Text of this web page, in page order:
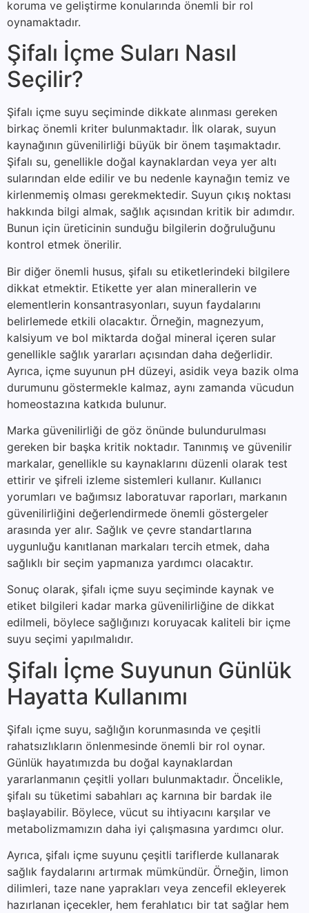
koruma ve geliştirme konularında önemli bir rol
oynamaktadır.
Şifalı İçme Suları Nasıl
Seçilir?
Şifalı içme suyu seçiminde dikkate alınması gereken
birkaç önemli kriter bulunmaktadır. İlk olarak, suyun
kaynağının güvenilirliği büyük bir önem taşımaktadır.
Şifalı su, genellikle doğal kaynaklardan veya yer altı
sularından elde edilir ve bu nedenle kaynağın temiz ve
kirlenmemiş olması gerekmektedir. Suyun çıkış noktası
hakkında bilgi almak, sağlık açısından kritik bir adımdır.
Bunun için üreticinin sunduğu bilgilerin doğruluğunu
kontrol etmek önerilir.
Bir diğer önemli husus, şifalı su etiketlerindeki bilgilere
dikkat etmektir. Etikette yer alan minerallerin ve
elementlerin konsantrasyonları, suyun faydalarını
belirlemede etkili olacaktır. Örneğin, magnezyum,
kalsiyum ve bol miktarda doğal mineral içeren sular
genellikle sağlık yararları açısından daha değerlidir.
Ayrıca, içme suyunun pH düzeyi, asidik veya bazik olma
durumunu göstermekle kalmaz, aynı zamanda vücudun
homeostazına katkıda bulunur.
Marka güvenilirliği de göz önünde bulundurulması
gereken bir başka kritik noktadır. Tanınmış ve güvenilir
markalar, genellikle su kaynaklarını düzenli olarak test
ettirir ve şifreli izleme sistemleri kullanır. Kullanıcı
yorumları ve bağımsız laboratuvar raporları, markanın
güvenilirliğini değerlendirmede önemli göstergeler
arasında yer alır. Sağlık ve çevre standartlarına
uygunluğu kanıtlanan markaları tercih etmek, daha
sağlıklı bir seçim yapmanıza yardımcı olacaktır.
Sonuç olarak, şifalı içme suyu seçiminde kaynak ve
etiket bilgileri kadar marka güvenilirliğine de dikkat
edilmeli, böylece sağlığınızı koruyacak kaliteli bir içme
suyu seçimi yapılmalıdır.
Şifalı İçme Suyunun Günlük
Hayatta Kullanımı
Şifalı içme suyu, sağlığın korunmasında ve çeşitli
rahatsızlıkların önlenmesinde önemli bir rol oynar.
Günlük hayatımızda bu doğal kaynaklardan
yararlanmanın çeşitli yolları bulunmaktadır. Öncelikle,
şifalı su tüketimi sabahları aç karnına bir bardak ile
başlayabilir. Böylece, vücut su ihtiyacını karşılar ve
metabolizmamızın daha iyi çalışmasına yardımcı olur.
Ayrıca, şifalı içme suyunu çeşitli tariflerde kullanarak
sağlık faydalarını artırmak mümkündür. Örneğin, limon
dilimleri, taze nane yaprakları veya zencefil ekleyerek
hazırlanan içecekler, hem ferahlatıcı bir tat sağlar hem